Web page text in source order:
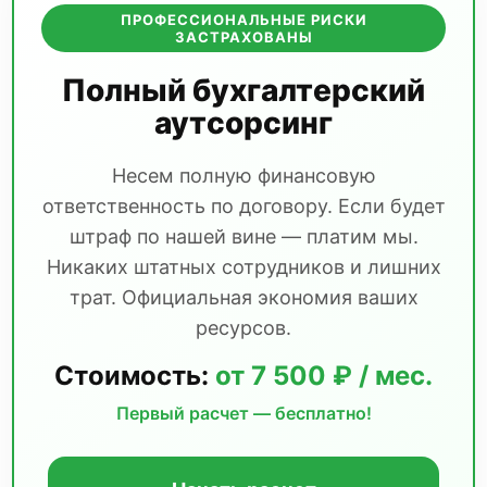
ПРОФЕССИОНАЛЬНЫЕ РИСКИ
ЗАСТРАХОВАНЫ
Полный бухгалтерский
аутсорсинг
Несем полную финансовую
ответственность по договору. Если будет
штраф по нашей вине — платим мы.
Никаких штатных сотрудников и лишних
трат. Официальная экономия ваших
ресурсов.
Стоимость: от 7 500 ₽ / мес.
Первый расчет — бесплатно!